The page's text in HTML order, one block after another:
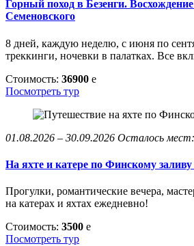
Горный поход в Безенги.
Семеновского
8 дней, каждую неделю, с июня по
треккинги, ночевки в палатках. Все
Стоимость: 36900 e
Посмотреть тур
01.08.2026 – 30.09.2026 Осталось
На яхте и катере по Финскому
Прогулки, романтические вечера,
на катерах и яхтах ежедневно!
Стоимость: 3500 e
Посмотреть тур